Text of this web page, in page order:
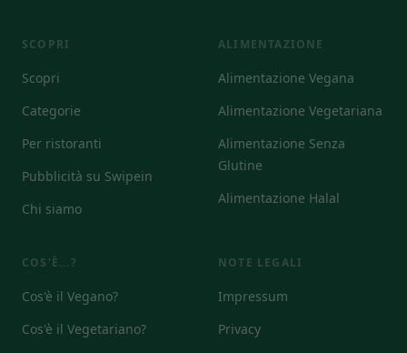
SCOPRI
Scopri
Categorie
Per ristoranti
Pubblicità su Swipein
Chi siamo
ALIMENTAZIONE
Alimentazione Vegana
Alimentazione Vegetariana
Alimentazione Senza
Glutine
Alimentazione Halal
COS'È...?
Cos'è il Vegano?
Cos'è il Vegetariano?
NOTE LEGALI
Impressum
Privacy